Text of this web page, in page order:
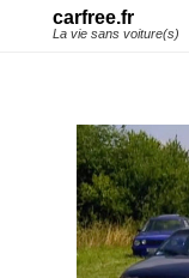
carfree.fr
La vie sans voiture(s)